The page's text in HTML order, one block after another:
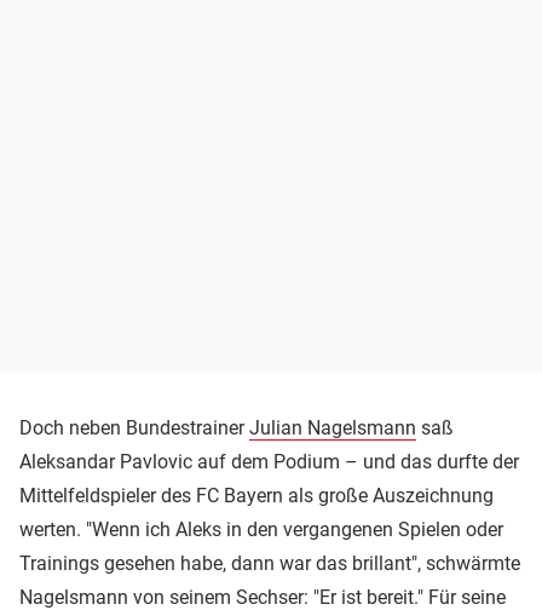
Doch neben BundestrainerJulian Nagelsmann saß
Aleksandar Pavlovic auf dem Podium – und das durfte der
Mittelfeldspieler des FC Bayern als große Auszeichnung
werten. "Wenn ich Aleks in den vergangenen Spielen oder
Trainings gesehen habe, dann war das brillant", schwärmte
Nagelsmann von seinem Sechser: "Er ist bereit." Für seine